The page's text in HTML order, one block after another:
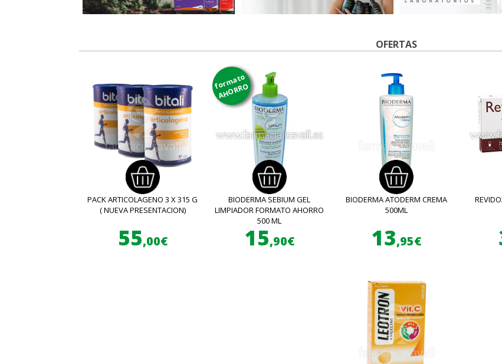
OFERTAS
PACK ARTICOLAGENO 3 X 315 G
( NUEVA PRESENTACION)
55,00€
formato
AHORRO
BIODERMA SEBIUM GEL
LIMPIADOR FORMATO AHORRO
500 ML
15,90€
BIODERMA ATODERM CREMA
500ML
13,95€